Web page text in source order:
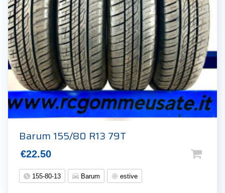
Barum 155/80 R13 79T
€22.50
155-80-13 Barum estive